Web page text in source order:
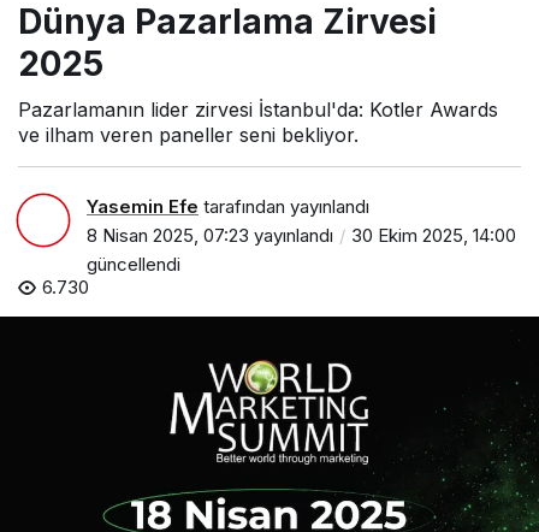
Dünya Pazarlama Zirvesi
2025
Pazarlamanın lider zirvesi İstanbul'da: Kotler Awards
ve ilham veren paneller seni bekliyor.
Yasemin Efe tarafından yayınlandı
8 Nisan 2025, 07:23 yayınlandı
30 Ekim 2025, 14:00
güncellendi
6.730